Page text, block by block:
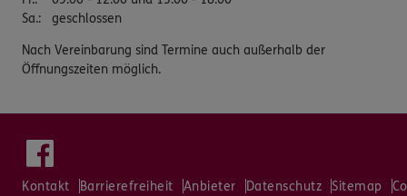
Sa.: geschlossen
Nach Vereinbarung sind Termine auch außerhalb der
Öffnungszeiten möglich.
Kontakt Barrierefreiheit Anbieter Datenschutz Sitemap